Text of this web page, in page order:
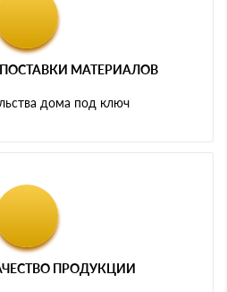
МАТЕРИАЛОВ
дома под ключ
ПРОДУКЦИИ